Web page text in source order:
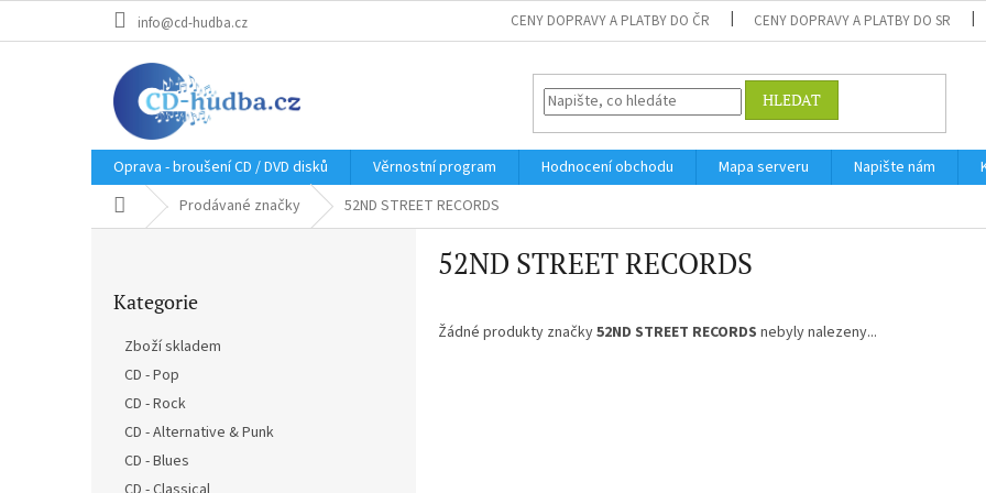
info@cd-hudba.cz CENY DOPRAVY A PLATBY DO ČR CENY DOPRAVY A PLATBY DO SR
HLEDAT
Oprava - broušení CD / DVD disků Věrnostní program Hodnocení obchodu Mapa serveru Napište nám
Domů Prodávané značky 52ND STREET RECORDS
kategorie
Kategorie
Zboží skladem
CD - Pop
CD - Rock
CD - Alternative & Punk
CD - Blues
52ND STREET RECORDS
Žádné produkty značky52ND STREET RECORDS nebyly nalezeny...